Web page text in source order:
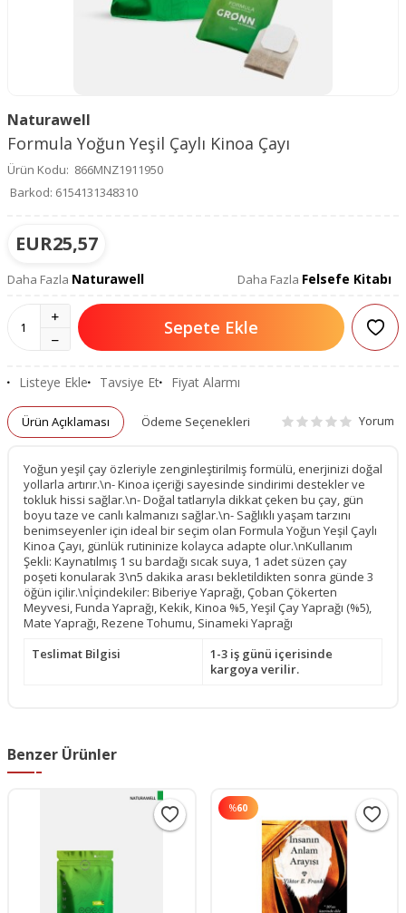
Naturawell
Formula Yoğun Yeşil Çaylı Kinoa Çayı
Ürün Kodu: 866MNZ1911950
Barkod: 6154131348310
EUR25,57
Daha Fazla Naturawell Daha Fazla Felsefe Kitabı
Sepete Ekle
Listeye Ekle Tavsiye Et Fiyat Alarmı
Ürün Açıklaması Ödeme Seçenekleri Yorum
Yoğun yeşil çay özleriyle zenginleştirilmiş formülü, enerjinizi doğal
yollarla artırır.\n- Kinoa içeriği sayesinde sindirimi destekler ve
tokluk hissi sağlar.\n- Doğal tatlarıyla dikkat çeken bu çay, gün
boyu taze ve canlı kalmanızı sağlar.\n- Sağlıklı yaşam tarzını
benimseyenler için ideal bir seçim olan Formula Yoğun Yeşil Çaylı
Kinoa Çayı, günlük rutininize kolayca adapte olur.\nKullanım
Şekli: Kaynatılmış 1 su bardağı sıcak suya, 1 adet süzen çay
poşeti konularak 3\n5 dakika arası bekletildikten sonra günde 3
öğün içilir.\nİçindekiler: Biberiye Yaprağı, Çoban Çökerten
Meyvesi, Funda Yaprağı, Kekik, Kinoa %5, Yeşil Çay Yaprağı (%5),
Mate Yaprağı, Rezene Tohumu, Sinameki Yaprağı
Teslimat Bilgisi
1-3 iş günü içerisinde
kargoya verilir.
Benzer Ürünler
%60